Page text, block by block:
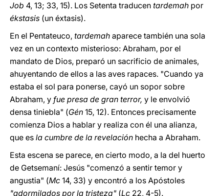
Job 4, 13; 33, 15). Los Setenta traducen tardemah por
ékstasis (un éxtasis).
En el Pentateuco, tardemah aparece también una sola
vez en un contexto misterioso: Abraham, por el
mandato de Dios, preparó un sacrificio de animales,
ahuyentando de ellos a las aves rapaces. "Cuando ya
estaba el sol para ponerse, cayó un sopor sobre
Abraham, y fue presa de gran terror, y le envolvió
densa tiniebla" (Gén 15, 12). Entonces precisamente
comienza Dios a hablar y realiza con él una alianza,
que es la cumbre de la revelación hecha a Abraham.
Esta escena se parece, en cierto modo, a la del huerto
de Getsemaní: Jesús "comenzó a sentir temor y
angustia" (Mc 14, 33) y encontró a los Apóstoles
"adormilados por la tristeza" (Lc 22, 4-5).